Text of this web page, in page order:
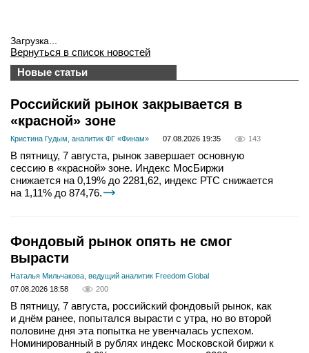
Загрузка...
Вернуться в список новостей
Новые статьи
Российский рынок закрывается в
«красной» зоне
Кристина Гудым, аналитик ФГ «Финам» 07.08.2026 19:35 143
В пятницу, 7 августа, рынок завершает основную
сессию в «красной» зоне. Индекс МосБиржи
снижается на 0,19% до 2281,62, индекс РТС снижается
на 1,11% до 874,76.
Фондовый рынок опять не смог
вырасти
Наталья Мильчакова, ведущий аналитик Freedom Global
07.08.2026 18:58
200
В пятницу, 7 августа, российский фондовый рынок, как
и днём ранее, попытался вырасти с утра, но во второй
половине дня эта попытка не увенчалась успехом.
Номинированный в рублях индекс Московской биржи к